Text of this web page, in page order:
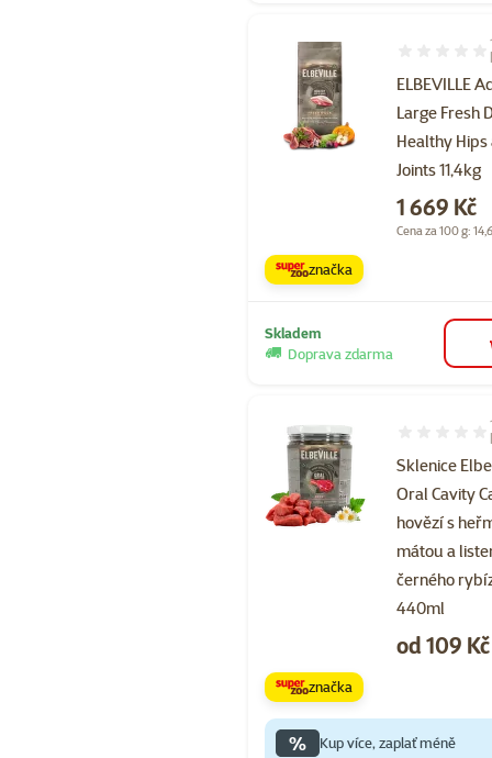
ELBEVILLE
Large Fresh
Healthy Hips
Joints 11,4kg
Hodnocení
Cena
1 669 Kč
Cena za 100 g:
značka
Skladem
Doprava zdarma
Sklenice
Oral Cavity
hovězí s
mátou a
černého
440ml
Hodnocení
Cena
od 109 Kč
značka
% Kup více, zaplať méně